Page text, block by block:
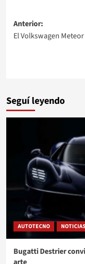
Navegación
de
Anterior:
El Volkswagen
Seguí leyendo
AUTOTECNO
Bugatti Destrier
arte